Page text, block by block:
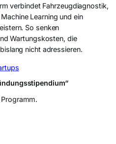
verbindet Fahrzeugdiagnostik,
Learning und ein
So senken
Wartungskosten, die
nicht adressieren.